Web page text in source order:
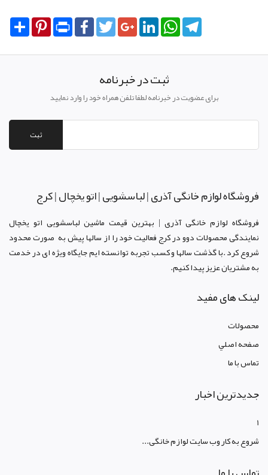
Share PinterestPrint FacebookTwitterGoogle+LinkedInWhatsApp
ثبت در خبرنامه
برای عضویت در خبرنامه لطفا تلفن همراه خود را وارد نمایید
ثبت
فروشگاه لوازم خانگی آذری | لباسشویی | اتو یخچال | کرج
فروشگاه لوازم خانگی آذری | بهترین قیمت ماشین لباسشویی اتو یخچال
نمایندگی محصولات دوو در کرجفعالیت خود را از سالها پیش به صورت محدود
شروع کرد .با گذشت سالها و کسب تجربه توانسته ایم جایگاه ویژه ای در خدمت
به مشتریان عزیز پیدا کنیم.
لینک های مفید
محصولات
صفحه اصلي
تماس با ما
جدیدترین اخبار
1
شروع به کار وب سایت لوازم خانگی...